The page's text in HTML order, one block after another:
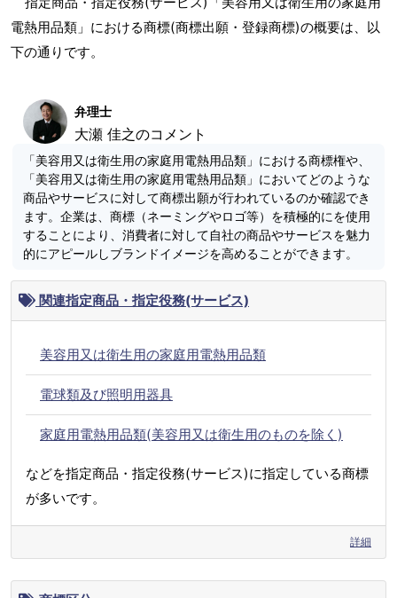
電熱用品類」における商標(商標出願・登録商標)の概要は、以
下の通りです。
弁理士
大瀬 佳之のコメント
「美容用又は衛生用の家庭用電熱用品類」における商標権や、
「美容用又は衛生用の家庭用電熱用品類」においてどのような
商品やサービスに対して商標出願が行われているのか確認でき
ます。企業は、商標（ネーミングやロゴ等）を積極的にを使用
することにより、消費者に対して自社の商品やサービスを魅力
的にアピールしブランドイメージを高めることができます。
関連指定商品・指定役務(サービス)
美容用又は衛生用の家庭用電熱用品類
電球類及び照明用器具
家庭用電熱用品類(美容用又は衛生用のものを除く)
などを指定商品・指定役務(サービス)に指定している商標
が多いです。
詳細